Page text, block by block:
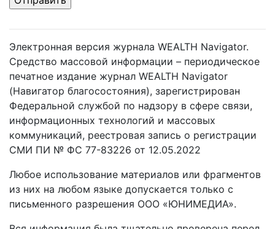
Электронная версия журнала WEALTH Navigator.
Средство массовой информации – периодическое
печатное издание журнал WEALTH Navigator
(Навигатор благосостояния), зарегистрирован
Федеральной службой по надзору в сфере связи,
информационных технологий и массовых
коммуникаций, реестровая запись о регистрации
СМИ ПИ № ФС 77-83226 от 12.05.2022
Любое использование материалов или фрагментов
из них на любом языке допускается только с
письменного разрешения ООО «ЮНИМЕДИА».